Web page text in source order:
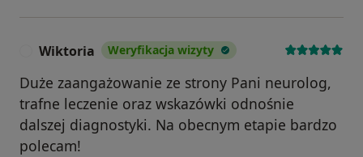
Wiktoria Weryfikacja wizyty
Duże zaangażowanie ze strony Pani neurolog,
trafne leczenie oraz wskazówki odnośnie
dalszej diagnostyki. Na obecnym etapie bardzo
polecam!